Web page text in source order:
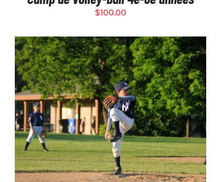
$100.00
CHOIX DES OPTIONS CE
PRODUIT
A
PLUSIEURS
VARIATIONS.
/
DÉTAILS